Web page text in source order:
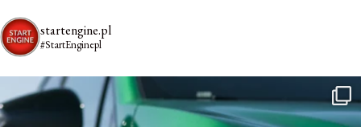
startengine.pl
#StartEnginepl